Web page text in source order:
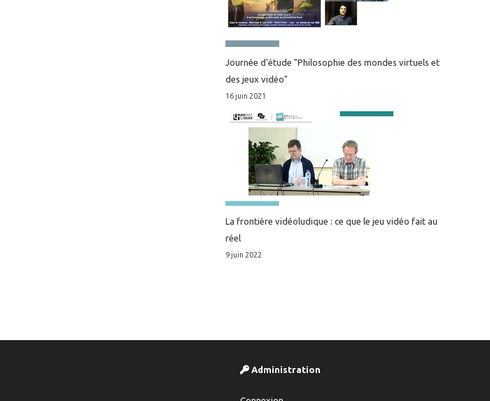
Journée d'étude "Philosophie des mondes virtuels et
des jeux vidéo"
16 juin 2021
La frontière vidéoludique : ce que le jeu vidéo fait au
réel
9 juin 2022
Administration